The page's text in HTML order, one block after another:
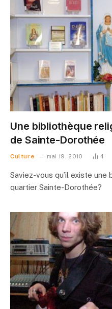
Une bibliothèque
de Sainte-Dorothée
Culture mai 19, 2010 4
Saviez-vous qu’il existe
quartier Sainte-Dorothée?